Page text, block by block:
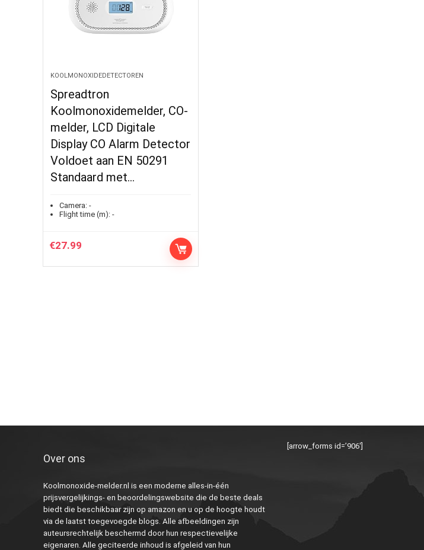
KOOLMONOXIDEDETECTOREN
Spreadtron
Koolmonoxidemelder, CO-
melder, LCD Digitale
Display CO Alarm Detector
Voldoet aan EN 50291
Standaard met…
Camera: -
Flight time (m): -
€27.99
Over ons
Koolmonoxide-melder.nl is een moderne alles-in-één
prijsvergelijkings- en beoordelingswebsite die de beste deals
biedt die beschikbaar zijn op amazon en u op de hoogte houdt
via de laatst toegevoegde blogs. Alle afbeeldingen zijn
auteursrechtelijk beschermd door hun respectievelijke
eigenaren. Alle geciteerde inhoud is afgeleid van hun
[arrow_forms id=’906′]